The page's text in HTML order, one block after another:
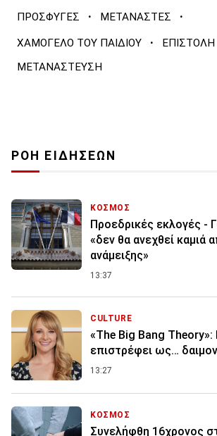
ΠΡΟΣΦΥΓΕΣ · ΜΕΤΑΝΑΣΤΕΣ ·
ΧΑΜΟΓΕΛΟ ΤΟΥ ΠΑΙΔΙΟΥ · ΕΠΙΣΤΟΛΗ
ΜΕΤΑΝΑΣΤΕΥΣΗ
ΡΟΗ ΕΙΔΗΣΕΩΝ
ΚΟΣΜΟΣ
Προεδρικές εκλογές -
«δεν θα ανεχθεί καμιά
ανάμειξης»
13:37
CULTURE
«The Big Bang
επιστρέφει ως…
13:27
ΚΟΣΜΟΣ
Συνελήφθη 16χρονος